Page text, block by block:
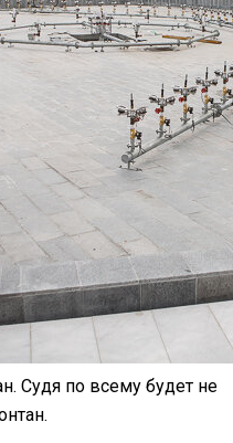
Судя по всему будет не